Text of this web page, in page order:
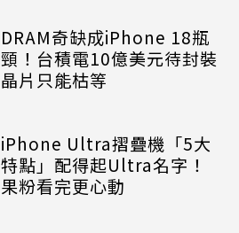
DRAM奇缺成iPhone 18瓶
頸！台積電10億美元待封裝
晶片只能枯等
iPhone Ultra摺疊機「5大
特點」配得起Ultra名字！
果粉看完更心動